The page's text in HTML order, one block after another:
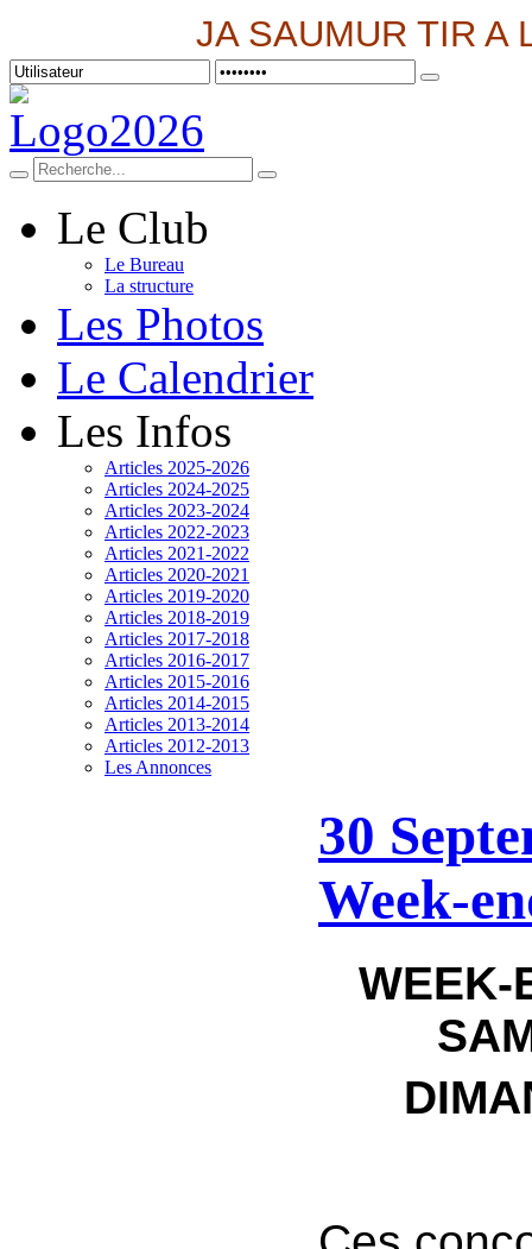
JA SAUMUR TIR A
Le Club
Le Bureau
La structure
Les Photos
Le Calendrier
Les Infos
Articles 2025-2026
Articles 2024-2025
Articles 2023-2024
Articles 2022-2023
Articles 2021-2022
Articles 2020-2021
Articles 2019-2020
Articles 2018-2019
Articles 2017-2018
Articles 2016-2017
Articles 2015-2016
Articles 2014-2015
Articles 2013-2014
Articles 2012-2013
Les Annonces
30
Week-
WEEK-